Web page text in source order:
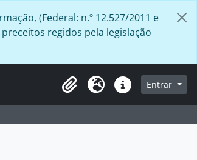
(Federal: n.º 12.527/2011 e
regidos pela legislação
na página de navegação
Área de Transferência
Idioma Atalhos Entrar